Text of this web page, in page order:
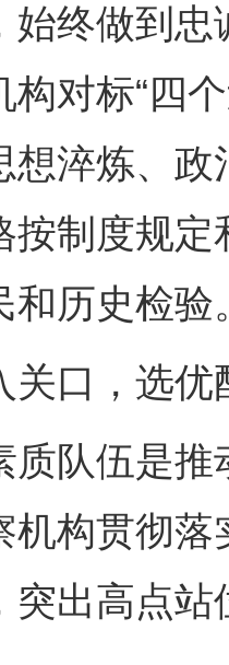
始终做到
对标“四
想淬炼、
按制度规
和历史检验
口，选优
伍是推
机构贯彻落
突出高点